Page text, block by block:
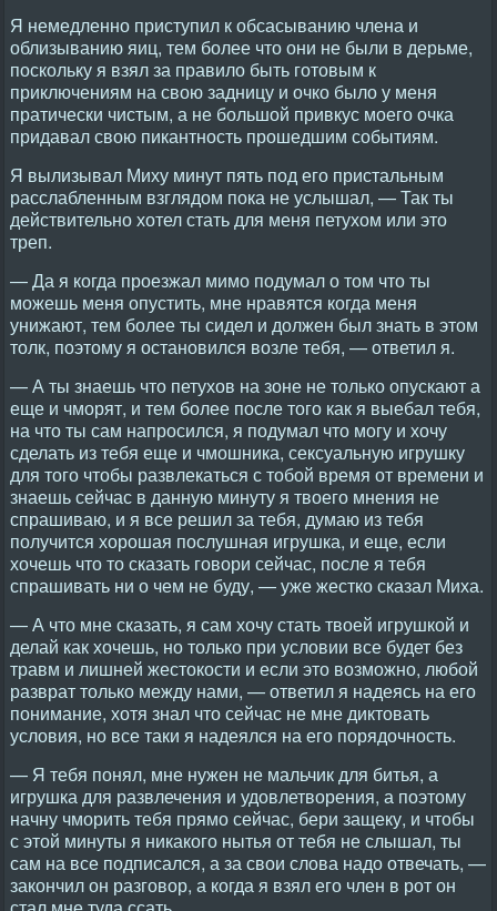
Я немедленно приступил к обсасыванию члена и
облизыванию яиц, тем более что они не были в дерьме,
поскольку я взял за правило быть готовым к
приключениям на свою задницу и очко было у меня
пратически чистым, а не большой привкус моего очка
придавал свою пикантность прошедшим событиям.
Я вылизывал Миху минут пять под его пристальным
расслабленным взглядом пока не услышал, — Так ты
действительно хотел стать для меня петухом или это
треп.
— Да я когда проезжал мимо подумал о том что ты
можешь меня опустить, мне нравятся когда меня
унижают, тем более ты сидел и должен был знать в этом
толк, поэтому я остановился возле тебя, — ответил я.
— А ты знаешь что петухов на зоне не только опускают а
еще и чморят, и тем более после того как я выебал тебя,
на что ты сам напросился, я подумал что могу и хочу
сделать из тебя еще и чмошника, сексуальную игрушку
для того чтобы развлекаться с тобой время от времени и
знаешь сейчас в данную минуту я твоего мнения не
спрашиваю, и я все решил за тебя, думаю из тебя
получится хорошая послушная игрушка, и еще, если
хочешь что то сказать говори сейчас, после я тебя
спрашивать ни о чем не буду, — уже жестко сказал Миха.
— А что мне сказать, я сам хочу стать твоей игрушкой и
делай как хочешь, но только при условии все будет без
травм и лишней жестокости и если это возможно, любой
разврат только между нами, — ответил я надеясь на его
понимание, хотя знал что сейчас не мне диктовать
условия, но все таки я надеялся на его порядочность.
— Я тебя понял, мне нужен не мальчик для битья, а
игрушка для развлечения и удовлетворения, а поэтому
начну чморить тебя прямо сейчас, бери защеку, и чтобы
с этой минуты я никакого нытья от тебя не слышал, ты
сам на все подписался, а за свои слова надо отвечать, —
закончил он разговор, а когда я взял его член в рот он